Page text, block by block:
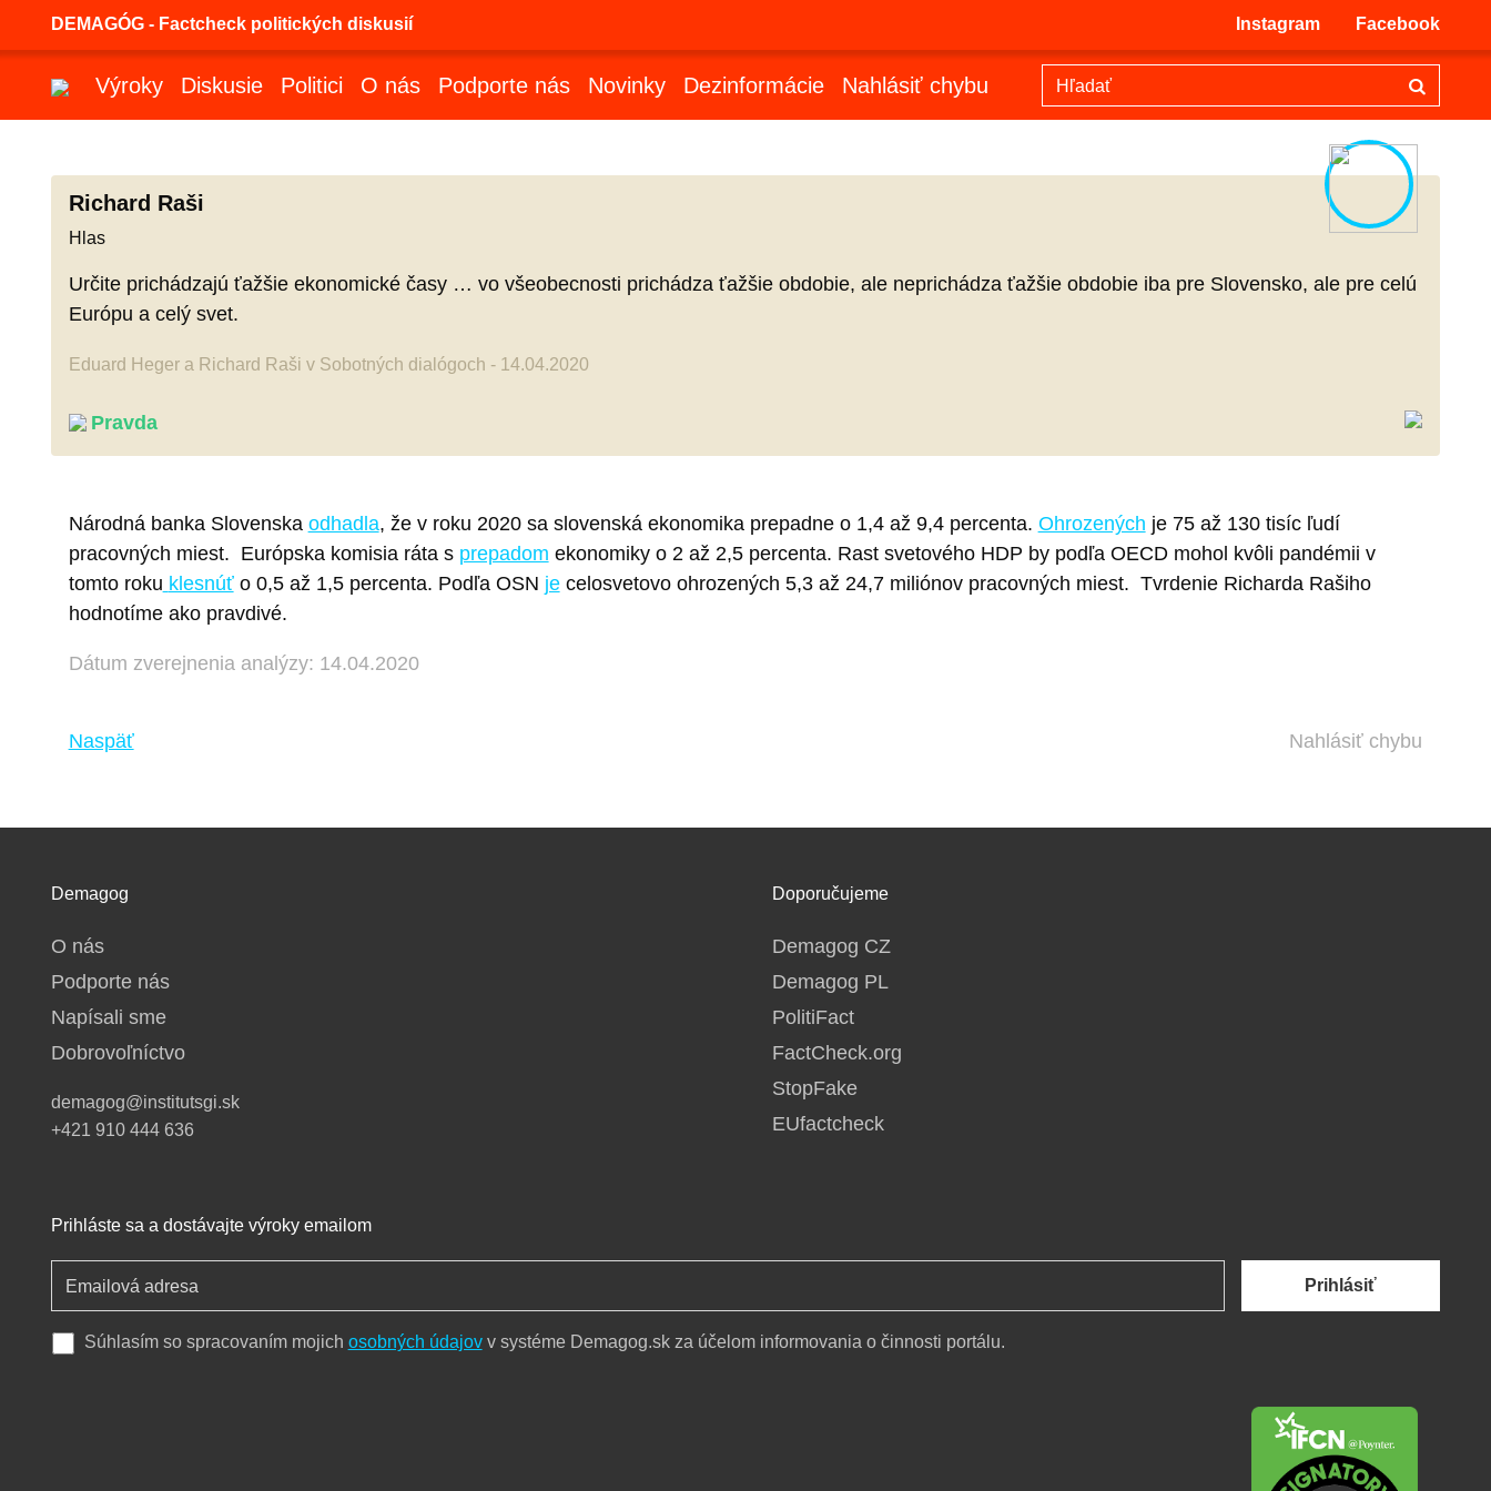
DEMAGÓG - Factcheck politických diskusií Instagram Facebook
Výroky Diskusie Politici O nás Podporte nás Novinky Dezinformácie Nahlásiť chybu
Richard Raši
Hlas
Určite prichádzajú ťažšie ekonomické časy … vo všeobecnosti prichádza ťažšie obdobie, ale neprichádza ťažšie obdobie iba pre Slovensko, ale pre celú
Európu a celý svet.
Eduard Heger a Richard Raši v Sobotných dialógoch - 14.04.2020
Pravda
Národná banka Slovenska odhadla, že v roku 2020 sa slovenská ekonomika prepadne o 1,4 až 9,4 percenta. Ohrozených je 75 až 130 tisíc ľudí
pracovných miest. Európska komisia ráta s prepadom ekonomiky o 2 až 2,5 percenta. Rast svetového HDP by podľa OECD mohol kvôli pandémii v
tomto roku klesnúťo 0,5 až 1,5 percenta. Podľa OSN jecelosvetovo ohrozených 5,3 až 24,7 miliónov pracovných miest. Tvrdenie Richarda Rašiho
hodnotíme ako pravdivé.
Dátum zverejnenia analýzy: 14.04.2020
Naspäť Nahlásiť chybu
Demagog
O nás
Podporte nás
Napísali sme
Dobrovoľníctvo
demagog@institutsgi.sk
+421 910 444 636
Doporučujeme
Demagog CZ
Demagog PL
PolitiFact
FactCheck.org
StopFake
EUfactcheck
Prihláste sa a dostávajte výroky emailom
Prihlásiť
Súhlasím so spracovaním mojich osobných údajovv systéme Demagog.sk za účelom informovania o činnosti portálu.